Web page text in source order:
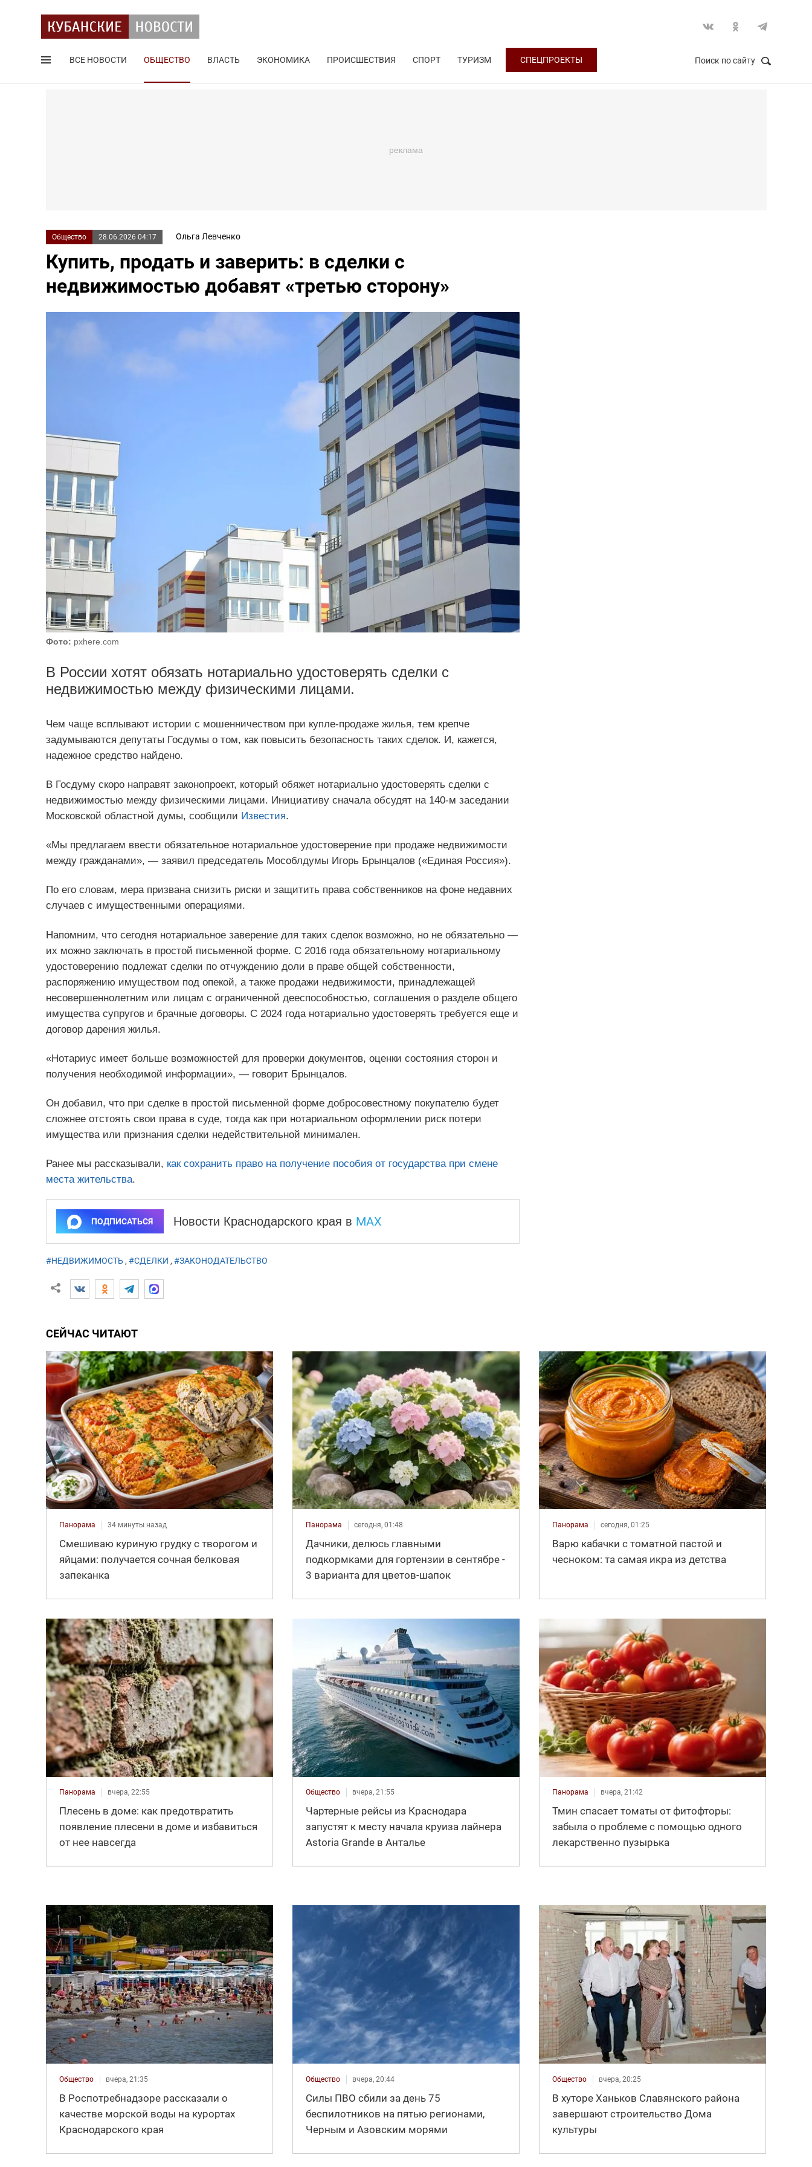
ВСЕ НОВОСТИ ОБЩЕСТВО ВЛАСТЬ ЭКОНОМИКА ПРОИСШЕСТВИЯ СПОРТ ТУРИЗМ СПЕЦПРОЕКТЫ Поиск по сайту
Общество 28.06.2026 04:17 Ольга Левченко
Купить, продать и заверить: в сделки с
недвижимостью добавят «третью сторону»
Фото: pxhere.com
В России хотят обязать нотариально удостоверять сделки с
недвижимостью между физическими лицами.
Чем чаще всплывают истории с мошенничеством при купле-продаже жилья, тем крепче
задумываются депутаты Госдумы о том, как повысить безопасность таких сделок. И, кажется,
надежное средство найдено.
В Госдуму скоро направят законопроект, который обяжет нотариально удостоверять сделки с
недвижимостью между физическими лицами. Инициативу сначала обсудят на 140-м заседании
Московской областной думы, сообщили Известия.
«Мы предлагаем ввести обязательное нотариальное удостоверение при продаже недвижимости
между гражданами», — заявил председатель Мособлдумы Игорь Брынцалов («Единая Россия»).
По его словам, мера призвана снизить риски и защитить права собственников на фоне недавних
случаев с имущественными операциями.
Напомним, что сегодня нотариальное заверение для таких сделок возможно, но не обязательно —
их можно заключать в простой письменной форме. С 2016 года обязательному нотариальному
удостоверению подлежат сделки по отчуждению доли в праве общей собственности,
распоряжению имуществом под опекой, а также продажи недвижимости, принадлежащей
несовершеннолетним или лицам с ограниченной дееспособностью, соглашения о разделе общего
имущества супругов и брачные договоры. С 2024 года нотариально удостоверять требуется еще и
договор дарения жилья.
«Нотариус имеет больше возможностей для проверки документов, оценки состояния сторон и
получения необходимой информации», — говорит Брынцалов.
Он добавил, что при сделке в простой письменной форме добросовестному покупателю будет
сложнее отстоять свои права в суде, тогда как при нотариальном оформлении риск потери
имущества или признания сделки недействительной минимален.
Ранее мы рассказывали, как сохранить право на получение пособия от государства при смене
места жительства.
ПОДПИСАТЬСЯ Новости Краснодарского края в MAX
#НЕДВИЖИМОСТЬ, #СДЕЛКИ , #ЗАКОНОДАТЕЛЬСТВО
СЕЙЧАС ЧИТАЮТ
Панорама 34 минуты назад
Смешиваю куриную грудку с творогом и
яйцами: получается сочная белковая
запеканка
Панорама сегодня, 01:48
Дачники, делюсь главными
подкормками для гортензии в сентябре -
3 варианта для цветов-шапок
Панорама сегодня, 01:25
Варю кабачки с томатной пастой и
чесноком: та самая икра из детства
Панорама вчера, 22:55
Плесень в доме: как предотвратить
появление плесени в доме и избавиться
от нее навсегда
Общество вчера, 21:55
Чартерные рейсы из Краснодара
запустят к месту начала круиза лайнера
Astoria Grande в Анталье
Панорама вчера, 21:42
Тмин спасает томаты от фитофторы:
забыла о проблеме с помощью одного
лекарственно пузырька
Общество вчера, 21:35
В Роспотребнадзоре рассказали о
качестве морской воды на курортах
Краснодарского края
Общество вчера, 20:44
Силы ПВО сбили за день 75
беспилотников на пятью регионами,
Черным и Азовским морями
Общество вчера, 20:25
В хуторе Ханьков Славянского района
завершают строительство Дома
культуры